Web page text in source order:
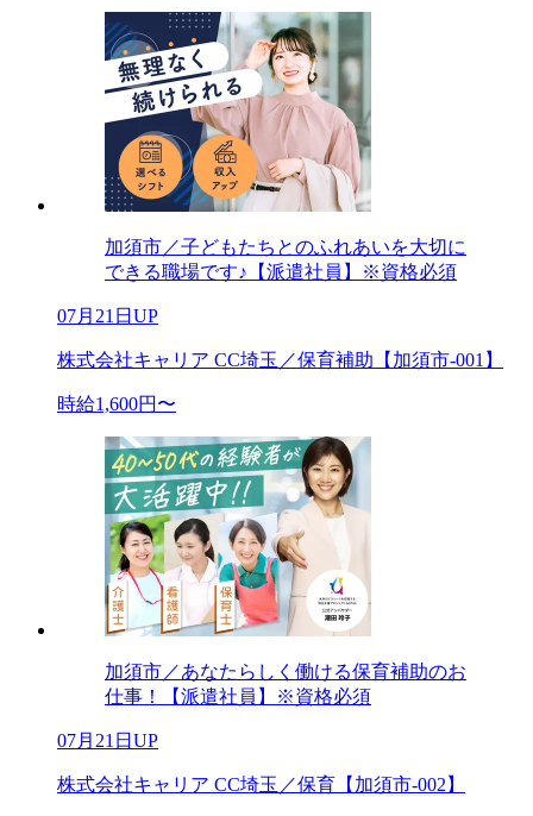
加須市／子どもたちとのふれあいを大切に
できる職場です♪【派遣社員】※資格必須
07月21日UP
株式会社キャリア CC埼玉／保育補助【加須市-001】
時給1,600円〜
加須市／あなたらしく働ける保育補助のお
仕事！【派遣社員】※資格必須
07月21日UP
株式会社キャリア CC埼玉／保育【加須市-002】